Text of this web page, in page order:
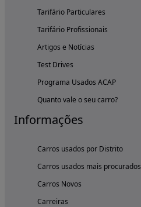
Tarifário Particulares
Tarifário Profissionais
Artigos e Notícias
Test Drives
Programa Usados ACAP
Quanto vale o seu carro?
Informações
Carros usados por Distrito
Carros usados mais procurados
Carros Novos
Carreiras